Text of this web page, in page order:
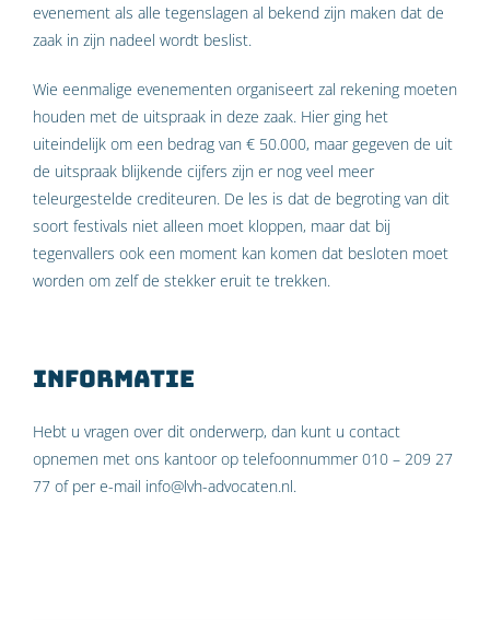
evenement als alle tegenslagen al bekend zijn maken dat de
zaak in zijn nadeel wordt beslist.
Wie eenmalige evenementen organiseert zal rekening moeten
houden met de uitspraak in deze zaak. Hier ging het
uiteindelijk om een bedrag van € 50.000, maar gegeven de uit
de uitspraak blijkende cijfers zijn er nog veel meer
teleurgestelde crediteuren. De les is dat de begroting van dit
soort festivals niet alleen moet kloppen, maar dat bij
tegenvallers ook een moment kan komen dat besloten moet
worden om zelf de stekker eruit te trekken.
Informatie
Hebt u vragen over dit onderwerp, dan kunt u contact
opnemen met ons kantoor op telefoonnummer 010 – 209 27
77 of per e-mail info@lvh-advocaten.nl.